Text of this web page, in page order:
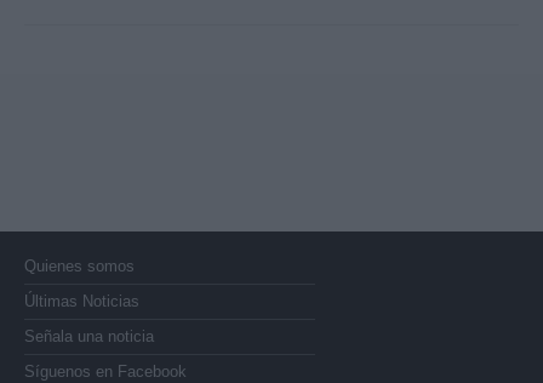
Quienes somos
Últimas Noticias
Señala una noticia
Síguenos en Facebook